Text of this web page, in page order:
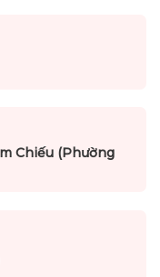
Chiếu (Phường